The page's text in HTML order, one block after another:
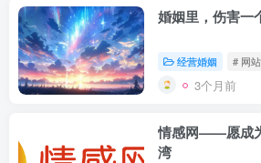
婚姻里，伤害一
经营婚姻 # 网
3个月前
情感网——愿成
湾